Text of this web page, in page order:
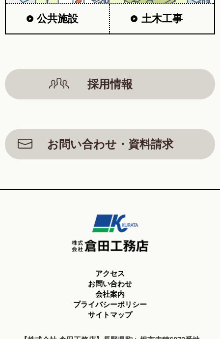
公共施設 土木工事
採用情報
お問い合わせ・資料請求
アクセス
お問い合わせ
会社案内
プライバシーポリシー
サイトマップ